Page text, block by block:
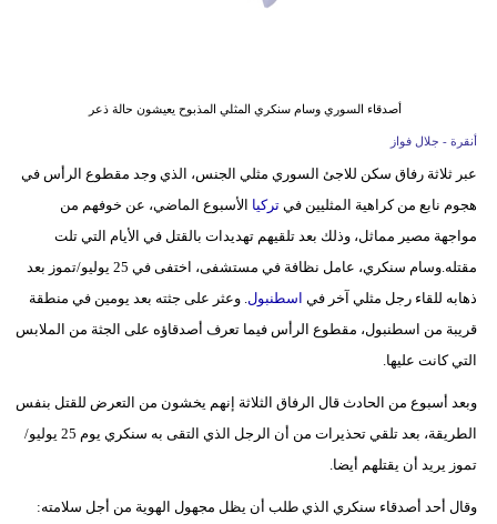
علوم
وتكنولوجيا
بيئة
فيديو
أصدقاء السوري وسام سنكري المثلي المذبوح يعيشون حالة ذعر
أنقرة - جلال فواز
عبر ثلاثة رفاق سكن للاجئ السوري مثلي الجنس، الذي وجد مقطوع الرأس في
هجوم نابع من كراهية المثليين فيتركيا الأسبوع الماضي، عن خوفهم من
مواجهة مصير مماثل، وذلك بعد تلقيهم تهديدات بالقتل في الأيام التي تلت
مقتله.وسام سنكري، عامل نظافة في مستشفى، اختفى في 25 يوليو/تموز بعد
ذهابه للقاء رجل مثلي آخر في اسطنبول . وعثر على جثته بعد يومين في منطقة
قريبة من اسطنبول، مقطوع الرأس فيما تعرف أصدقاؤه على الجثة من الملابس
التي كانت عليها.
وبعد أسبوع من الحادث قال الرفاق الثلاثة إنهم يخشون من التعرض للقتل بنفس
الطريقة، بعد تلقي تحذيرات من أن الرجل الذي التقى به سنكري يوم 25 يوليو/
تموز يريد أن يقتلهم أيضا.
وقال أحد أصدقاء سنكري الذي طلب أن يظل مجهول الهوية من أجل سلامته: